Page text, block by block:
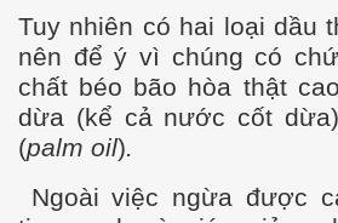
Tuy nhiên có hai loại dầu
nên để ý vì chúng có
chất béo bão hòa thật
dừa (kể cả nước cốt
(palm oil).
Ngoài việc ngừa được